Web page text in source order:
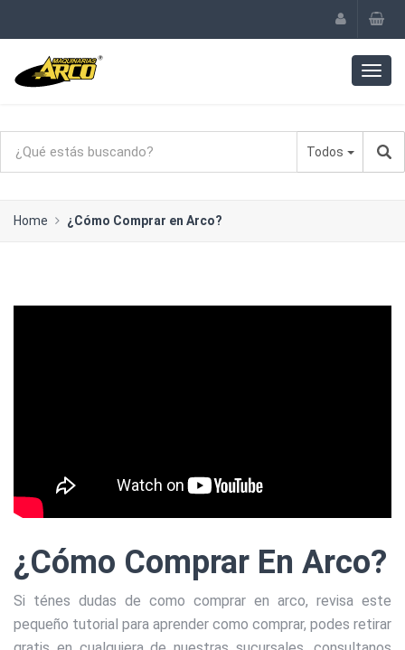
Todos
Home ¿Cómo Comprar en Arco?
¿Cómo Comprar En Arco?
Si ténes dudas de como comprar en arco, revisa este
pequeño tutorial para aprender como comprar, podes retirar